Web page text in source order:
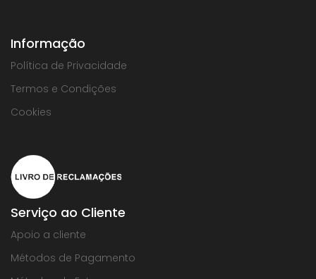
Informação
Política de Privacidade
Termos e Condições
Cookies
Serviço ao Cliente
Apoio a cliente
Métodos de Pagamento